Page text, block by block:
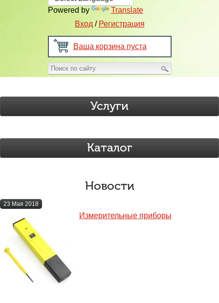
Powered by
Translate
Вход / Регистрация
Ваша корзина пуста
Услуги
Каталог
Новости
23 Мая 2018
Измерительные приборы